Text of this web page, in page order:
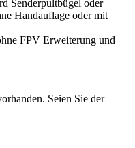
Senderpultbügel oder
Handauflage oder mit
FPV Erweiterung und
Seien Sie der